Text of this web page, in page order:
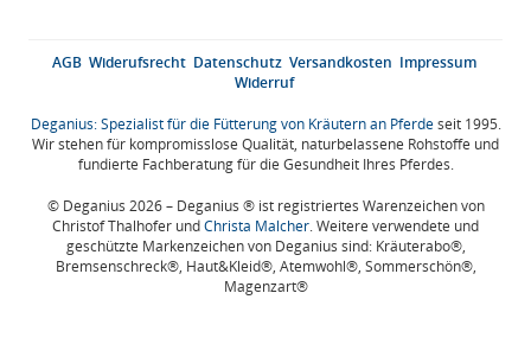
AGB Widerufsrecht Datenschutz Versandkosten Impressum
Widerruf
Deganius: Spezialist für die Fütterung von Kräutern an Pferdeseit 1995.
Wir stehen für kompromisslose Qualität, naturbelassene Rohstoffe und
fundierte Fachberatung für die Gesundheit Ihres Pferdes.
© Deganius 2026 – Deganius ® ist registriertes Warenzeichen von
Christof Thalhofer undChrista Malcher. Weitere verwendete und
geschützte Markenzeichen von Deganius sind: Kräuterabo®,
Bremsenschreck®, Haut&Kleid®, Atemwohl®, Sommerschön®,
Magenzart®